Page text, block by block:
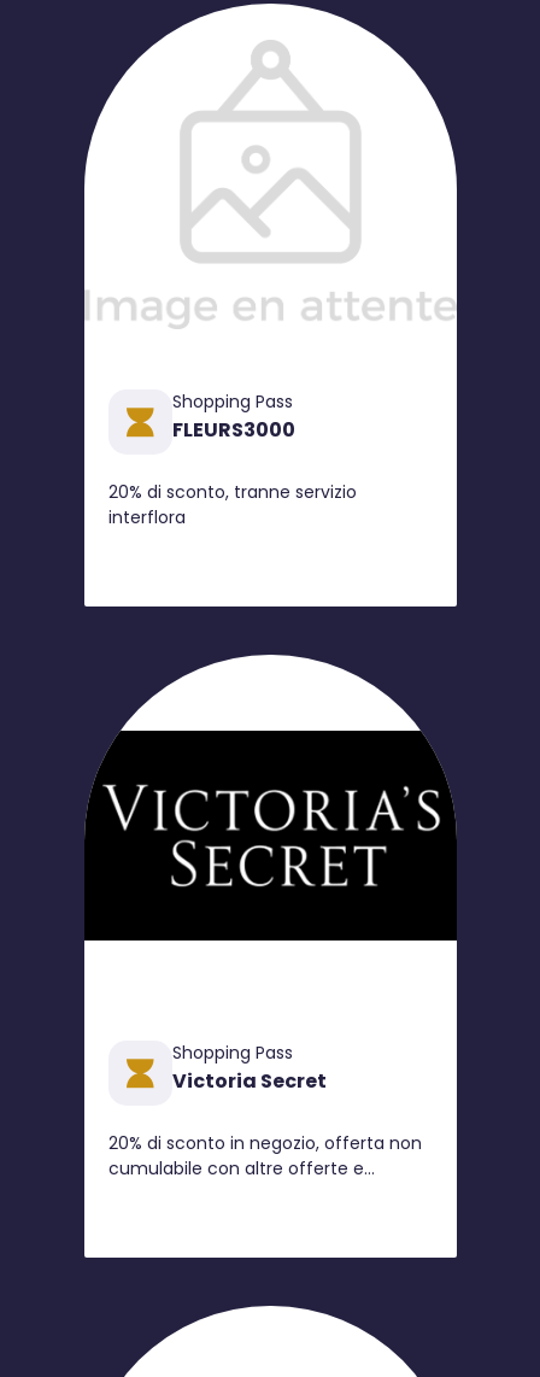
Shopping Pass
FLEURS3000
20% di sconto, tranne servizio
interflora
Shopping Pass
Victoria Secret
20% di sconto in negozio, offerta non
cumulabile con altre offerte e